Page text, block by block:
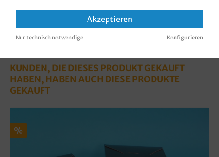
KUNDEN, DIE DIESES PRODUKT GEKAUFT
HABEN, HABEN AUCH DIESE PRODUKTE
GEKAUFT
%
Akzeptieren
Nur technisch notwendige Konfigurieren